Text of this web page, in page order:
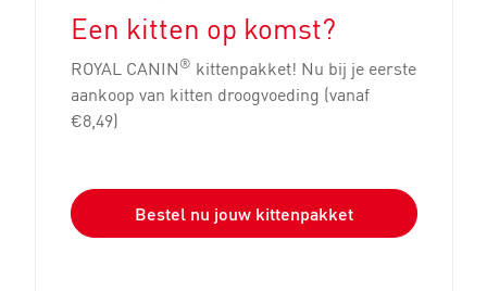
Een kitten op komst?
ROYAL CANIN® kittenpakket! Nu bij je eerste
aankoop van kitten droogvoeding (vanaf
€8,49)
Bestel nu jouw kittenpakket